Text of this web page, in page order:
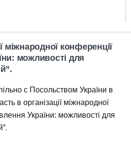
міжнародної конференції
можливості для
с Посольством України в
в організації міжнародної
України: можливості для